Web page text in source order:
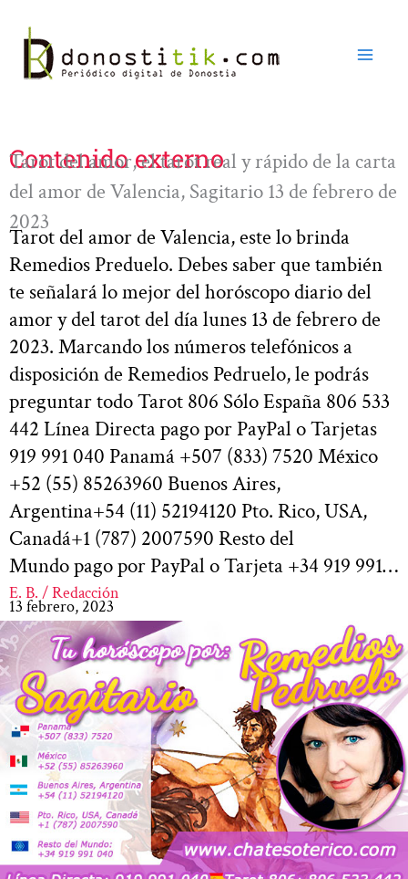
contenido
Contenido externo
Tarot del amor, el tarot real y rápido de la carta
del amor de Valencia, Sagitario 13 de febrero de
2023
Tarot del amor de Valencia, este lo brinda
Remedios Preduelo. Debes saber que también
te señalará lo mejor del horóscopo diario del
amor y del tarot del día lunes 13 de febrero de
2023. Marcando los números telefónicos a
disposición de Remedios Pedruelo, le podrás
preguntar todo Tarot 806 Sólo España 806 533
442 Línea Directa pago por PayPal o Tarjetas
919 991 040 Panamá +507 (833) 7520 México
+52 (55) 85263960 Buenos Aires,
Argentina+54 (11) 52194120 Pto. Rico, USA,
Canadá+1 (787) 2007590 Resto del
Mundo pago por PayPal o Tarjeta +34 919 991…
E. B. / Redacción
13 febrero, 2023